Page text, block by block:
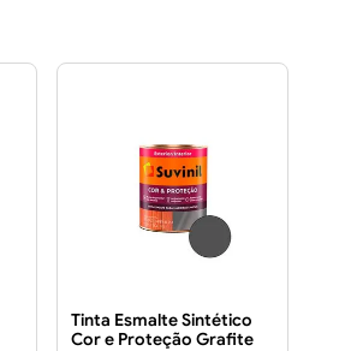
Tinta Esmalte Sintético
Cor e Proteção Grafite